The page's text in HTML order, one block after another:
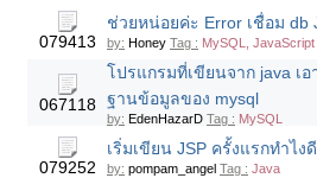
079413
ช่วยหน่อยค่ะ Error เชื่อม db
by: Honey Tag : MySQL, JavaScript
067118
โปรแกรมที่เขียนจาก java เ
ฐานข้อมูลของ mysql
by: EdenHazarD Tag : MySQL
079252
เริ่มเขียน JSP ครั้งแรกทำไ
by: pompam_angel Tag : Java